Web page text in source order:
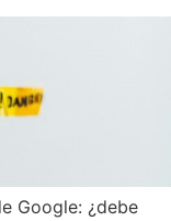
Google: ¿debe